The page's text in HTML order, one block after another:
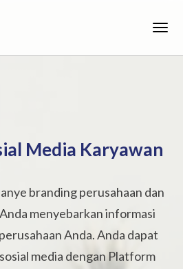
Media Karyawan
branding perusahaan dan
menyebarkan informasi
Anda. Anda dapat
media dengan Platform